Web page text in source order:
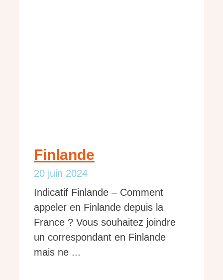
Finlande
20 juin 2024
Indicatif Finlande – Comment
appeler en Finlande depuis la
France ? Vous souhaitez joindre
un correspondant en Finlande
mais ne ...